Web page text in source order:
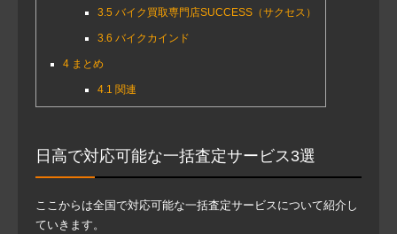
3.5 バイク買取専門店SUCCESS（サクセス）
3.6 バイクカインド
4 まとめ
4.1 関連
日高で対応可能な一括査定サービス3選
ここからは全国で対応可能な一括査定サービスについて紹介し
ていきます。